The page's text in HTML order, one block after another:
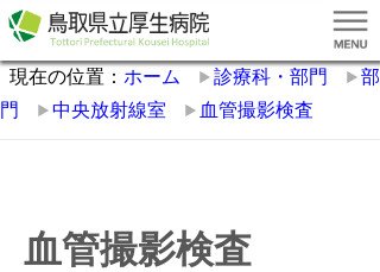
現在の位置： ホーム 診療科・部門
部
門
中央放射線室 血管撮影検査
血管撮影検査